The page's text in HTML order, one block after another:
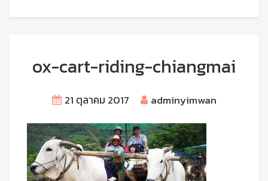
ox-cart-riding-chiangmai
21 ตุลาคม 2017 adminyimwan